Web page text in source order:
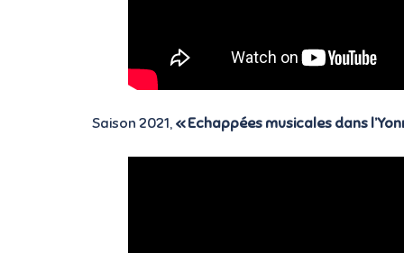
Saison 2021, « Echappées musicales dans